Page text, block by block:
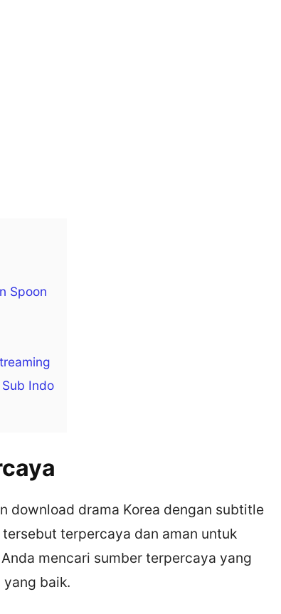
Spoon
Indo
download drama Korea dengan subtitle
terpercaya dan aman untuk
mencari sumber terpercaya yang
baik.